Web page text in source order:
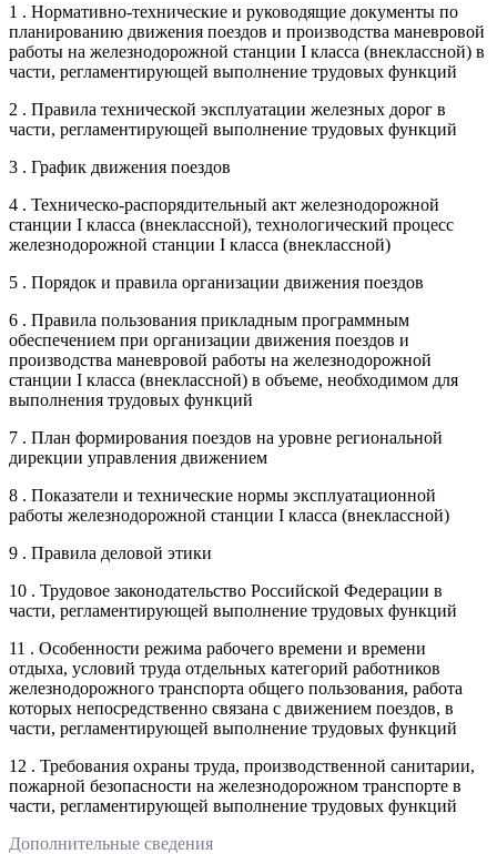
1 . Нормативно-технические и руководящие документы по
планированию движения поездов и производства маневровой
работы на железнодорожной станции I класса (внеклассной) в
части, регламентирующей выполнение трудовых функций
2 . Правила технической эксплуатации железных дорог в
части, регламентирующей выполнение трудовых функций
3 . График движения поездов
4 . Техническо-распорядительный акт железнодорожной
станции I класса (внеклассной), технологический процесс
железнодорожной станции I класса (внеклассной)
5 . Порядок и правила организации движения поездов
6 . Правила пользования прикладным программным
обеспечением при организации движения поездов и
производства маневровой работы на железнодорожной
станции I класса (внеклассной) в объеме, необходимом для
выполнения трудовых функций
7 . План формирования поездов на уровне региональной
дирекции управления движением
8 . Показатели и технические нормы эксплуатационной
работы железнодорожной станции I класса (внеклассной)
9 . Правила деловой этики
10 . Трудовое законодательство Российской Федерации в
части, регламентирующей выполнение трудовых функций
11 . Особенности режима рабочего времени и времени
отдыха, условий труда отдельных категорий работников
железнодорожного транспорта общего пользования, работа
которых непосредственно связана с движением поездов, в
части, регламентирующей выполнение трудовых функций
12 . Требования охраны труда, производственной санитарии,
пожарной безопасности на железнодорожном транспорте в
части, регламентирующей выполнение трудовых функций
Дополнительные сведения